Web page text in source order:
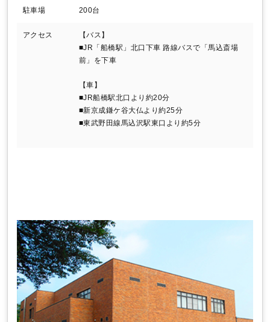
駐車場 200台
アクセス
【バス】
■JR「船橋駅」北口下車 路線バスで「馬込斎場
前」を下車
【車】
■JR船橋駅北口より約20分
■新京成鎌ケ谷大仏より約25分
■東武野田線馬込沢駅東口より約5分